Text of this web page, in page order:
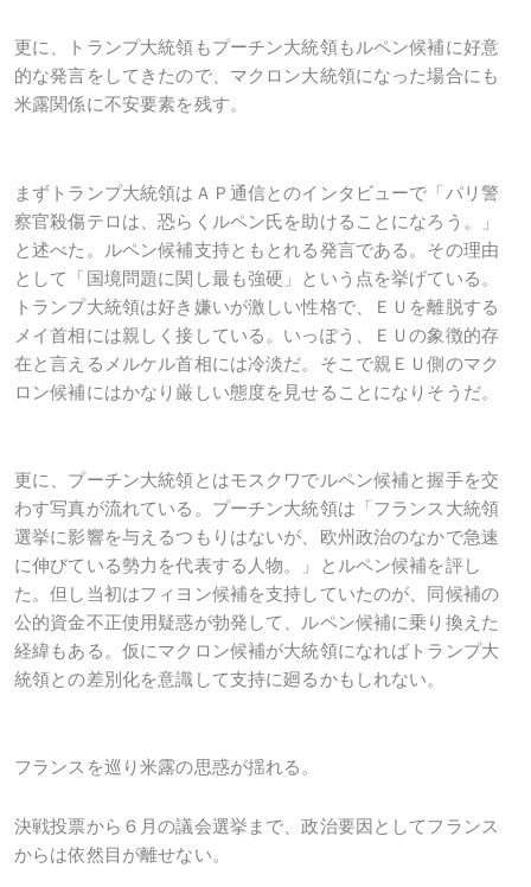
更に、トランプ大統領もプーチン大統領もルペン候補に好意
的な発言をしてきたので、マクロン大統領になった場合にも
米露関係に不安要素を残す。
まずトランプ大統領はＡＰ通信とのインタビューで「パリ警
察官殺傷テロは、恐らくルペン氏を助けることになろう。」
と述べた。ルペン候補支持ともとれる発言である。その理由
として「国境問題に関し最も強硬」という点を挙げている。
トランプ大統領は好き嫌いが激しい性格で、ＥＵを離脱する
メイ首相には親しく接している。いっぽう、ＥＵの象徴的存
在と言えるメルケル首相には冷淡だ。そこで親ＥＵ側のマク
ロン候補にはかなり厳しい態度を見せることになりそうだ。
更に、プーチン大統領とはモスクワでルペン候補と握手を交
わす写真が流れている。プーチン大統領は「フランス大統領
選挙に影響を与えるつもりはないが、欧州政治のなかで急速
に伸びている勢力を代表する人物。」とルペン候補を評し
た。但し当初はフィヨン候補を支持していたのが、同候補の
公的資金不正使用疑惑が勃発して、ルペン候補に乗り換えた
経緯もある。仮にマクロン候補が大統領になればトランプ大
統領との差別化を意識して支持に廻るかもしれない。
フランスを巡り米露の思惑が揺れる。
決戦投票から６月の議会選挙まで、政治要因としてフランス
からは依然目が離せない。